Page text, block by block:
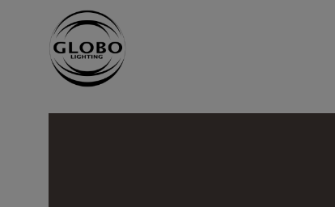
Zur Hauptnavigation springen